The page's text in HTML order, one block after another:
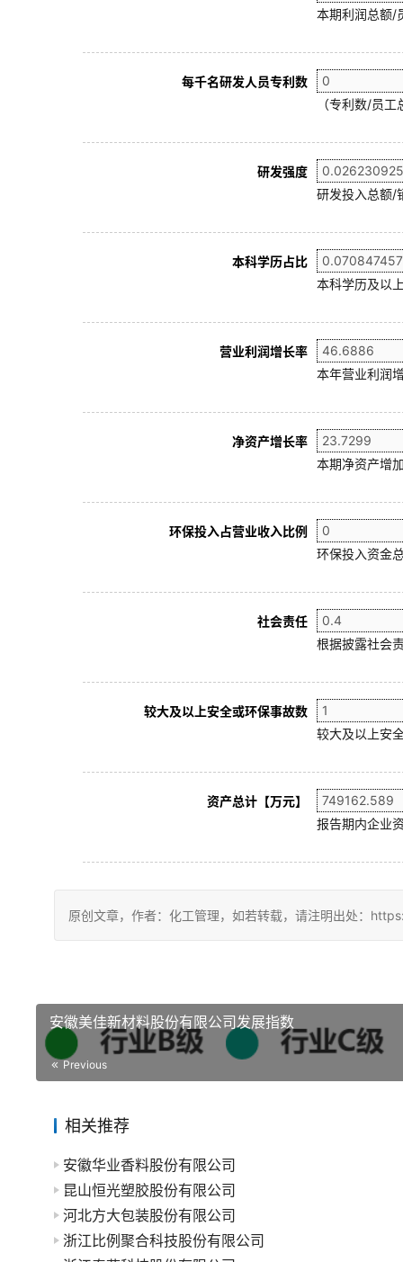
本期利润总额/
每千名研发人员专利数
（专利数/员
研发强度
研发投入总额/
本科学历占比
本科学历及以
营业利润增长率
本年营业利润
净资产增长率
本期净资产增
环保投入占营业收入比例
环保投入资金
社会责任
根据披露社会
较大及以上安全或环保事故数
较大及以上安
资产总计【万元】
报告期内企业
原创文章，作者：化工管理，如若转载，请注明出处：
安徽美佳新材料股份有限公司发展指数
Previous
相关推荐
安徽华业香料股份有限公司
昆山恒光塑胶股份有限公司
河北方大包装股份有限公司
浙江比例聚合科技股份有限公司